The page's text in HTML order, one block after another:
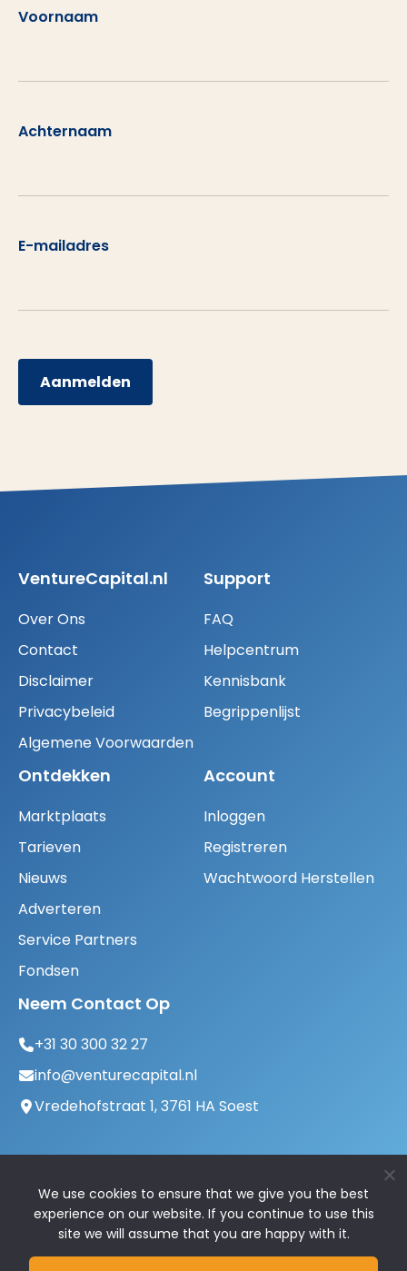
Voornaam
Achternaam
E-mailadres
Aanmelden
VentureCapital.nl
Over Ons
Contact
Disclaimer
Privacybeleid
Algemene Voorwaarden
Support
FAQ
Helpcentrum
Kennisbank
Begrippenlijst
Ontdekken
Marktplaats
Tarieven
Nieuws
Adverteren
Service Partners
Fondsen
Account
Inloggen
Registreren
Wachtwoord Herstellen
Neem Contact Op
+31 30 300 32 27
info@venturecapital.nl
Vredehofstraat 1, 3761 HA Soest
© 2026 VentureCapital.nl | Alle rechten
We use cookies to ensure that we give you the best
experience on our website. If you continue to use this
site we will assume that you are happy with it.